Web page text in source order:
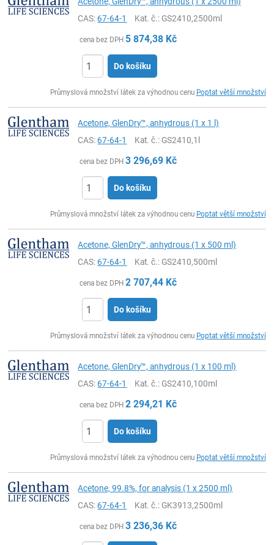
CAS:67-64-1 Kat. č.: GS2410,2500ml
cena bez DPH 5 874,38 Kč
Do košíku
Průmyslová množství látek za výhodnou cenu Poptat větší množství
Acetone, GlenDry™, anhydrous (1 x 1 l)
CAS:67-64-1 Kat. č.: GS2410,1l
cena bez DPH 3 296,69 Kč
Do košíku
Průmyslová množství látek za výhodnou cenu Poptat větší množství
Acetone, GlenDry™, anhydrous (1 x 500 ml)
CAS:67-64-1 Kat. č.: GS2410,500ml
cena bez DPH 2 707,44 Kč
Do košíku
Průmyslová množství látek za výhodnou cenu Poptat větší množství
Acetone, GlenDry™, anhydrous (1 x 100 ml)
CAS:67-64-1 Kat. č.: GS2410,100ml
cena bez DPH 2 294,21 Kč
Do košíku
Průmyslová množství látek za výhodnou cenu Poptat větší množství
Acetone, 99.8%, for analysis (1 x 2500 ml)
CAS:67-64-1 Kat. č.: GK3913,2500ml
cena bez DPH 3 236,36 Kč